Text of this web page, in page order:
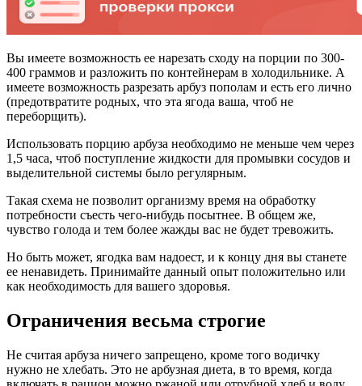
Вы имеете возможность ее нарезать сходу на порции по 300-
400 граммов и разложить по контейнерам в холодильнике. А
имеете возможность разрезать арбуз пополам и есть его лично
(предотвратите родных, что эта ягода ваша, чтоб не
переборщить).
Использовать порцию арбуза необходимо не меньше чем через
1,5 часа, чтоб поступление жидкости для промывки сосудов и
выделительной системы было регулярным.
Такая схема не позволит организму время на обработку
потребности съесть чего-нибудь посытнее. В общем же,
чувство голода и тем более жажды вас не будет тревожить.
Но быть может, ягодка вам надоест, и к концу дня вы станете
ее ненавидеть. Принимайте данный опыт положительно или
как необходимость для вашего здоровья.
Ограничения весьма строгие
Не считая арбуза ничего запрещено, кроме того водичку
нужно не хлебать. Это не арбузная диета, в то время, когда